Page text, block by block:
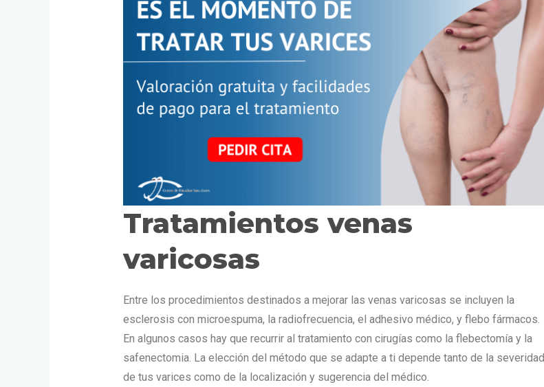
Tratamientos venas
varicosas
Entre los procedimientos destinados a mejorar las venas varicosas se incluyen la
esclerosis con microespuma, la radiofrecuencia, el adhesivo médico, y flebo fármacos.
En algunos casos hay que recurrir al tratamiento con cirugías como la flebectomía y la
safenectomia. La elección del método que se adapte a ti depende tanto de la severidad
de tus varices como de la localización y sugerencia del médico.